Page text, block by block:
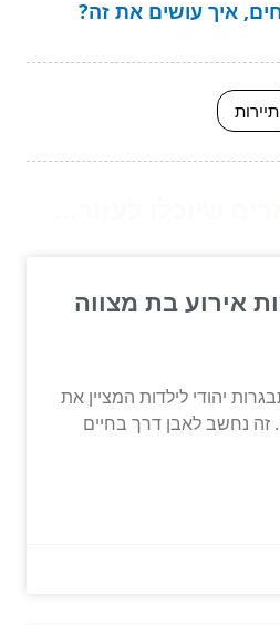
איך עושים את זה?
תיירות
אירוע בת מצווה
יהודי לילדות המציין את
נחשב לאבן דרך בחיים